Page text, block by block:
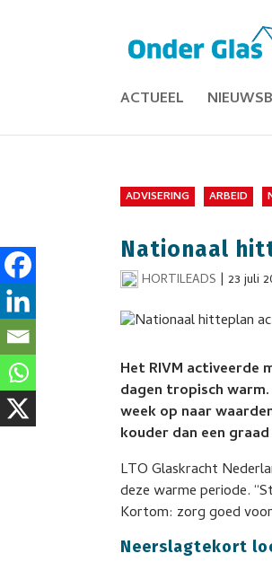
ACTUEEL
ADVISERING ARBEID
Nationaal
HORTILEADS |23 juli
Het RIVM activeerde
dagen tropisch
week op naar
kouder dan een
LTO Glaskracht
deze warme periode.
Kortom: zorg goed
Neerslagtekort